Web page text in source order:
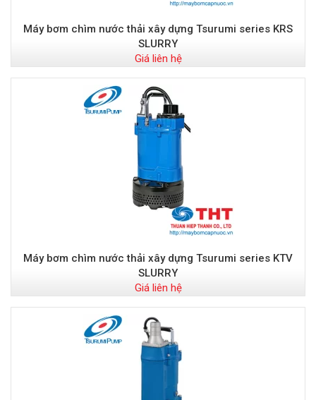
Máy bơm chìm nước thải xây dựng Tsurumi series KRS
SLURRY
Giá liên hệ
Máy bơm chìm nước thải xây dựng Tsurumi series KTV
SLURRY
Giá liên hệ